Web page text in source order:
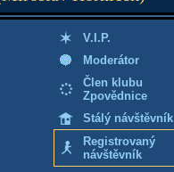
V.I.P.
Moderátor
Člen klubu
Zpovědnice
Stálý návštěvník
Registrovaný
návštěvník